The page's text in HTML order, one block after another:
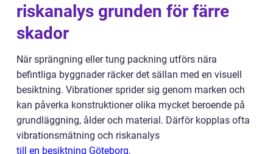
riskanalys grunden för färre
skador
När sprängning eller tung packning utförs nära
befintliga byggnader räcker det sällan med en visuell
besiktning. Vibrationer sprider sig genom marken och
kan påverka konstruktioner olika mycket beroende på
grundläggning, ålder och material. Därför kopplas ofta
vibrationsmätning och riskanalys
till en besiktning Göteborg.